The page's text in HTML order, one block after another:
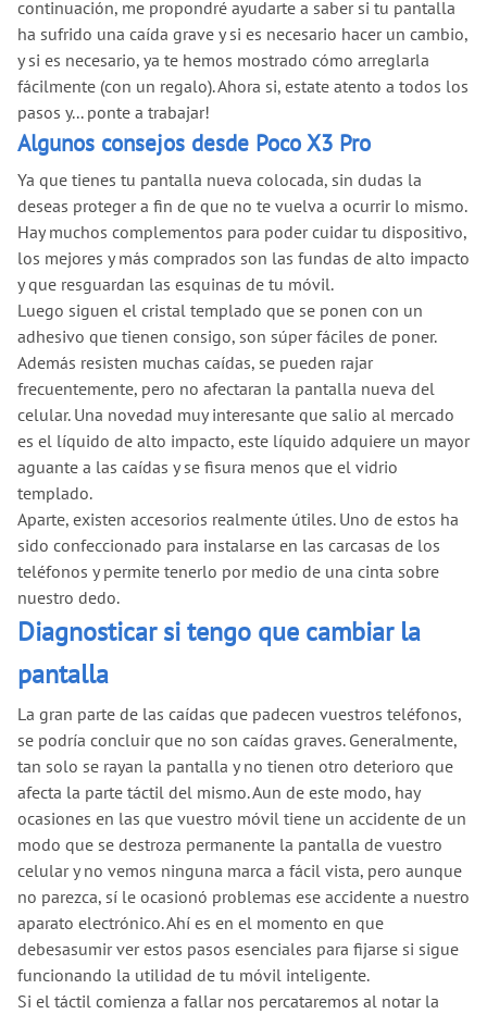
continuación, me propondré ayudarte a saber si tu pantalla
ha sufrido una caída grave y si es necesario hacer un cambio,
y si es necesario, ya te hemos mostrado cómo arreglarla
fácilmente (con un regalo). Ahora si, estate atento a todos los
pasos y... ponte a trabajar!
Algunos consejos desde Poco X3 Pro
Ya que tienes tu pantalla nueva colocada, sin dudas la
deseas proteger a fin de que no te vuelva a ocurrir lo mismo.
Hay muchos complementos para poder cuidar tu dispositivo,
los mejores y más comprados son las fundas de alto impacto
y que resguardan las esquinas de tu móvil.
Luego siguen el cristal templado que se ponen con un
adhesivo que tienen consigo, son súper fáciles de poner.
Además resisten muchas caídas, se pueden rajar
frecuentemente, pero no afectaran la pantalla nueva del
celular. Una novedad muy interesante que salio al mercado
es el líquido de alto impacto, este líquido adquiere un mayor
aguante a las caídas y se fisura menos que el vidrio
templado.
Aparte, existen accesorios realmente útiles. Uno de estos ha
sido confeccionado para instalarse en las carcasas de los
teléfonos y permite tenerlo por medio de una cinta sobre
nuestro dedo.
Diagnosticar si tengo que cambiar la
pantalla
La gran parte de las caídas que padecen vuestros teléfonos,
se podría concluir que no son caídas graves. Generalmente,
tan solo se rayan la pantalla y no tienen otro deterioro que
afecta la parte táctil del mismo. Aun de este modo, hay
ocasiones en las que vuestro móvil tiene un accidente de un
modo que se destroza permanente la pantalla de vuestro
celular y no vemos ninguna marca a fácil vista, pero aunque
no parezca, sí le ocasionó problemas ese accidente a nuestro
aparato electrónico. Ahí es en el momento en que
debesasumir ver estos pasos esenciales para fijarse si sigue
funcionando la utilidad de tu móvil inteligente.
Si el táctil comienza a fallar nos percataremos al notar la